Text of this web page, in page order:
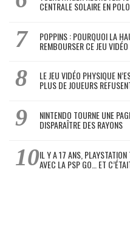
CENTRALE SOLAIRE EN
POPPINS : POURQUOI LA
REMBOURSER CE JEU
LE JEU VIDÉO PHYSIQUE
PLUS DE JOUEURS
NINTENDO TOURNE UNE
DISPARAÎTRE DES RAYONS
IL Y A 17 ANS,
AVEC LA PSP GO… ET